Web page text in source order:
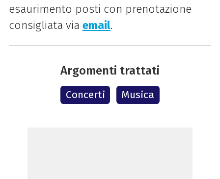
esaurimento posti con prenotazione
consigliata via email.
Argomenti trattati
Concerti Musica